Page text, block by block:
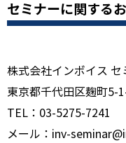
セミナーに関する
株式会社インボイス セ
東京都千代田区麹町5-
TEL：03-5275-7241
メール：inv-